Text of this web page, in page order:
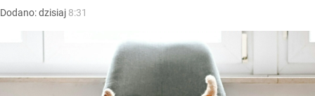
Dodano:dzisiaj 8:31